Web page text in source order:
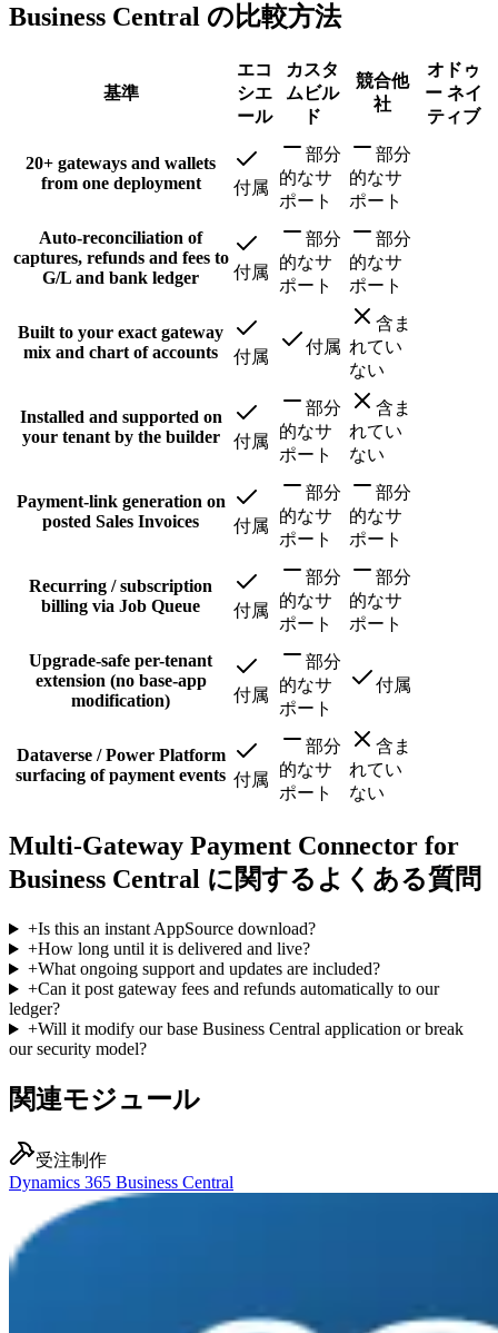
Business Central の比較方法
基準
エコ
シエ
ール
カスタ
ムビル
ド
競合他
社
オドゥ
ー ネイ
ティブ
20+ gateways and wallets
from one deployment
付属
部分
的なサ
ポート
部分
的なサ
ポート
Auto-reconciliation of
captures, refunds and fees to
G/L and bank ledger
付属
部分
的なサ
ポート
部分
的なサ
ポート
Built to your exact gateway
mix and chart of accounts
付属
付属
含ま
れてい
ない
Installed and supported on
your tenant by the builder
付属
部分
的なサ
ポート
含ま
れてい
ない
Payment-link generation on
posted Sales Invoices
付属
部分
的なサ
ポート
部分
的なサ
ポート
Recurring / subscription
billing via Job Queue
付属
部分
的なサ
ポート
部分
的なサ
ポート
Upgrade-safe per-tenant
extension (no base-app
modification)
付属
部分
的なサ
ポート
付属
Dataverse / Power Platform
surfacing of payment events 付属
部分
的なサ
ポート
含ま
れてい
ない
Multi-Gateway Payment Connector for
Business Central に関するよくある質問
+Is this an instant AppSource download?
+How long until it is delivered and live?
+What ongoing support and updates are included?
+Can it post gateway fees and refunds automatically to our
ledger?
+Will it modify our base Business Central application or break
our security model?
関連モジュール
受注制作
Dynamics 365 Business Central